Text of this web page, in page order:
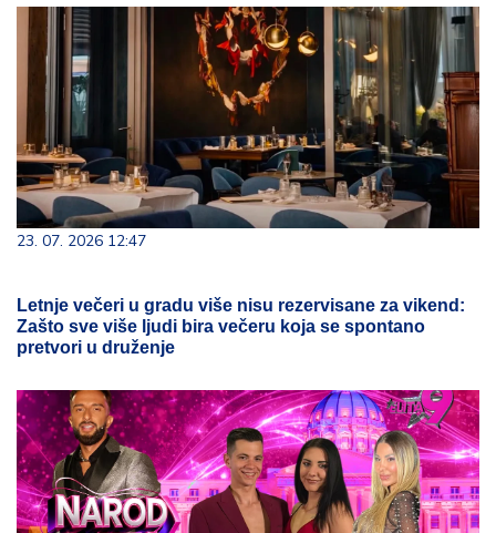
23. 07. 2026 12:47
Letnje večeri u gradu više nisu rezervisane za vikend:
Zašto sve više ljudi bira večeru koja se spontano
pretvori u druženje